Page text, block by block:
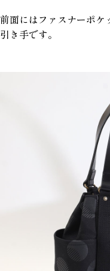
前面にはファスナーポケ
引き手です。